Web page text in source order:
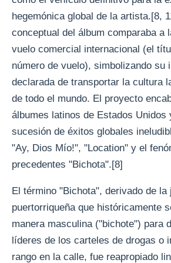
hegemónica global de la artista.[8,
conceptual del álbum comparaba a
vuelo comercial internacional (el
número de vuelo), simbolizando su
declarada de transportar la cultura
de todo el mundo. El proyecto
álbumes latinos de Estados Unidos
sucesión de éxitos globales
"Ay, Dios Mío!", "Location" y el
precedentes "Bichota".[8]
El término "Bichota", derivado de la
puertorriqueña que históricamente
manera masculina ("bichote") para
líderes de los carteles de drogas o
rango en la calle, fue reapropiado